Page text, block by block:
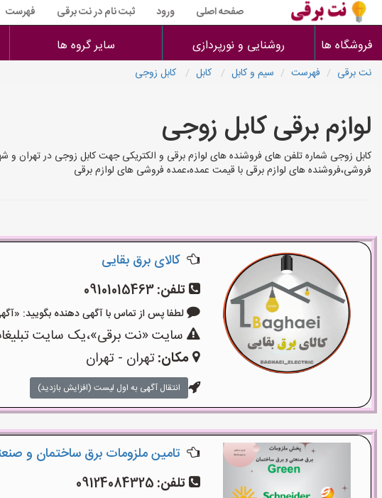
صفحه اصلی ورود ثبت نام در نت برقی فهرست
فروشگاه ها روشنایی و نورپردازی سایر گروه ها
نت برقی فهرست سیم و کابل کابل کابل زوجی
لوازم برقی کابل زوجی
کابل زوجی شماره تلفن های فروشنده های لوازم برقی و الکتریکی جهت کابل زوجی در تهران و
فروشی،فروشنده های لوازم برقی با قیمت عمده،عمده فروشی های لوازم برقی
کالای برق بقایی
تلفن:09101015463
لطفا پس از تماس با آگهی دهنده بگویید: «آگهی شما
سایت «نت برقی»،یک سایت
مکان:تهران - تهران
انتقال آگهی به اول لیست (افزایش بازدید)
تامین ملزومات برق ساختمان و
تلفن: 09124084325